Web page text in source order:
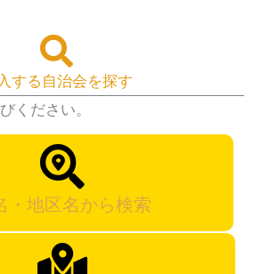
する自治会を探す
ください。
・地区名から検索